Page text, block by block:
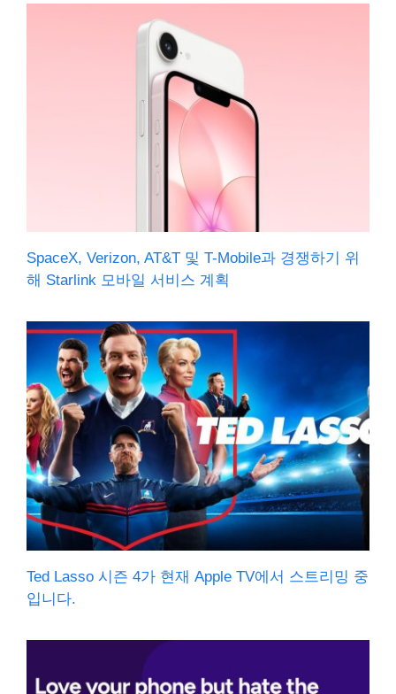
SpaceX, Verizon, AT&T 및 T-Mobile과 경쟁하기 위
해 Starlink 모바일 서비스 계획
Ted Lasso 시즌 4가 현재 Apple TV에서 스트리밍 중
입니다.